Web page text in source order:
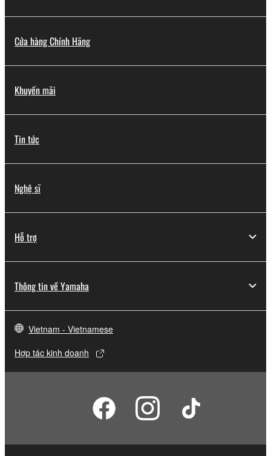
Cửa hàng Chính Hãng
Khuyến mãi
Tin tức
Nghệ sĩ
Hỗ trợ
Thông tin về Yamaha
Vietnam - Vietnamese
Hợp tác kinh doanh